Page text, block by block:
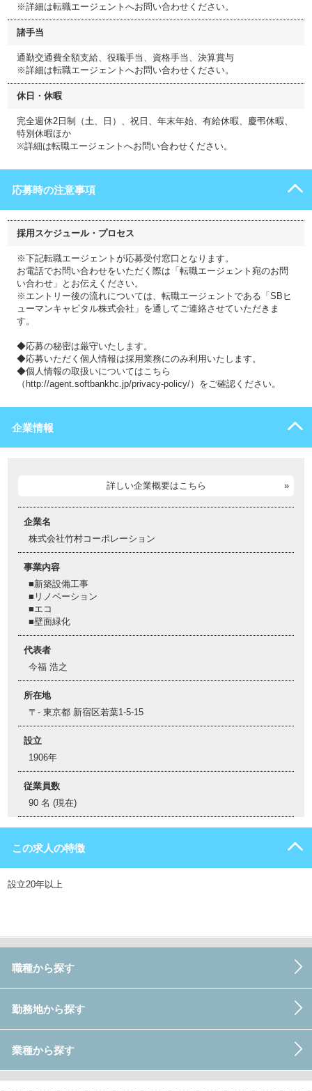
※詳細は転職エージェントへお問い合わせください。
諸手当
通勤交通費全額支給、役職手当、資格手当、決算賞与
※詳細は転職エージェントへお問い合わせください。
休日・休暇
完全週休2日制（土、日）、祝日、年末年始、有給休暇、慶弔休暇、
特別休暇ほか
※詳細は転職エージェントへお問い合わせください。
応募時の注意事項
採用スケジュール・プロセス
※下記転職エージェントが応募受付窓口となります。
お電話でお問い合わせをいただく際は「転職エージェント宛のお問
い合わせ」とお伝えください。
※エントリー後の流れについては、転職エージェントである「SBヒ
ューマンキャピタル株式会社」を通してご連絡させていただきま
す。
◆応募の秘密は厳守いたします。
◆応募いただく個人情報は採用業務にのみ利用いたします。
◆個人情報の取扱いについてはこちら
（http://agent.softbankhc.jp/privacy-policy/）をご確認ください。
企業情報
詳しい企業概要はこちら
企業名
株式会社竹村コーポレーション
事業内容
■新築設備工事
■リノベーション
■エコ
■壁面緑化
代表者
今福 浩之
所在地
〒- 東京都 新宿区若葉1-5-15
設立
1906年
従業員数
90 名 (現在)
この求人の特徴
設立20年以上
職種から探す
勤務地から探す
業種から探す